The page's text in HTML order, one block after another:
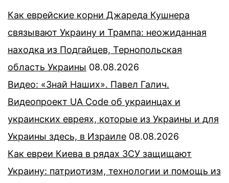
Как еврейские корни Джареда Кушнера
связывают Украину и Трампа: неожиданная
находка из Подгайцев, Тернопольская
область Украины 08.08.2026
Видео: «Знай Наших». Павел Галич.
Видеопроект UA Code об украинцах и
украинских евреях, которые из Украины и для
Украины здесь, в Израиле 08.08.2026
Как евреи Киева в рядах ЗСУ защищают
Украину: патриотизм, технологии и помощь из